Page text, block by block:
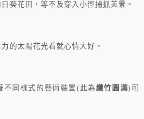
葵花田，等不及穿入小徑捕抓美景。
的太陽花光看就心情大好。
不同樣式的藝術裝置(此為織竹圓滿)可